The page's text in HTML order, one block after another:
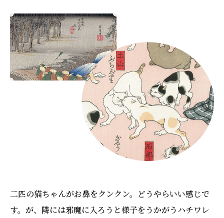
二匹の猫ちゃんがお鼻をクンクン。どうやらいい感じで
す。が、隣には邪魔に入ろうと様子をうかがうハチワレ